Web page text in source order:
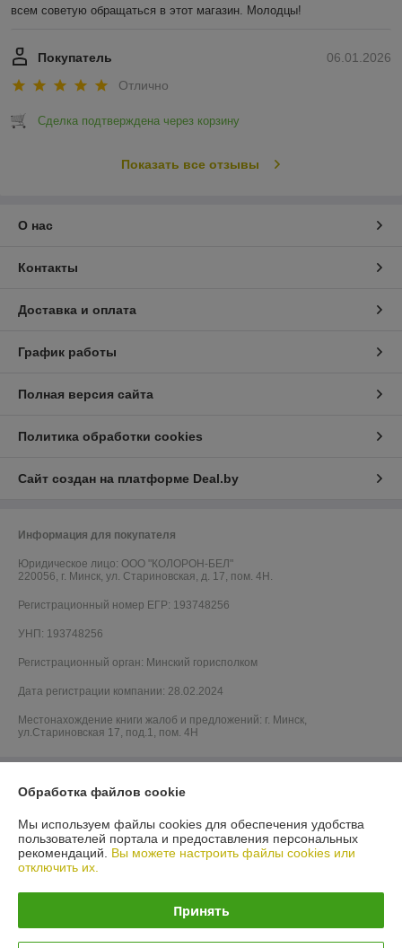
всем советую обращаться в этот магазин. Молодцы!
06.01.2026
Покупатель
Отлично
Сделка подтверждена через корзину
Показать все отзывы
О нас
Контакты
Доставка и оплата
График работы
Полная версия сайта
Политика обработки cookies
Сайт создан на платформе Deal.by
Информация для покупателя
Юридическое лицо: ООО "КОЛОРОН-БЕЛ"
220056, г. Минск, ул. Стариновская, д. 17, пом. 4Н.
Регистрационный номер ЕГР: 193748256
УНП: 193748256
Регистрационный орган: Минский горисполком
Дата регистрации компании: 28.02.2024
Местонахождение книги жалоб и предложений: г. Минск,
ул.Стариновская 17, под.1, пом. 4Н
Обработка файлов cookie
Мы используем файлы cookies для обеспечения удобства
пользователей портала и предоставления персональных
рекомендаций. Вы можете настроить файлы cookies или
отключить их.
Принять